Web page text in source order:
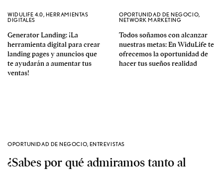
WIDULIFE 4.0, HERRAMIENTAS
DIGITALES
Generator Landing: ¡La
herramienta digital para crear
landing pages y anuncios que
te ayudarán a aumentar tus
ventas!
OPORTUNIDAD DE NEGOCIO,
NETWORK MARKETING
Todos soñamos con alcanzar
nuestras metas: En WiduLife te
ofrecemos la oportunidad de
hacer tus sueños realidad
OPORTUNIDAD DE NEGOCIO, ENTREVISTAS
¿Sabes por qué admiramos tanto al